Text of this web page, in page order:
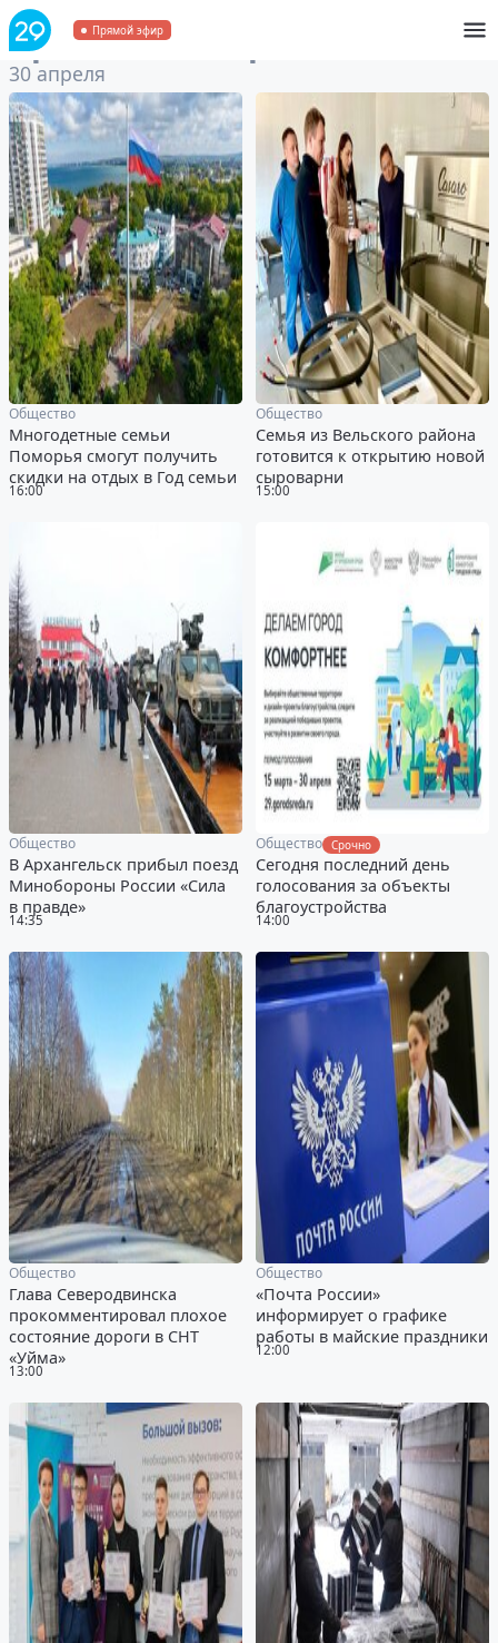
Прямой эфир
Архивза 30 апреля 2024
30 апреля
16:00
Общество
Многодетные семьи
Поморья смогут получить
скидки на отдых в Год семьи
15:00
Общество
Семья из Вельского района
готовится к открытию новой
сыроварни
14:35
Общество
В Архангельск прибыл поезд
Минобороны России «Сила
в правде»
14:00
Общество Срочно
Сегодня последний день
голосования за объекты
благоустройства
13:00
Общество
Глава Северодвинска
прокомментировал плохое
состояние дороги в СНТ
«Уйма»
12:00
Общество
«Почта России»
информирует о графике
работы в майские праздники